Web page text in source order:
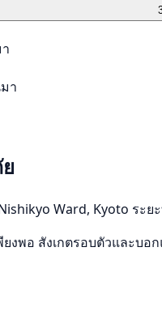
า
Ward, Kyoto ระ
งพอ สังเกตรอบตัวและบอ